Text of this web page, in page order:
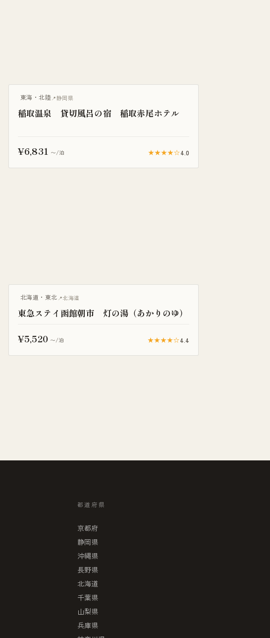
一棟貸し
東海・北陸 静岡県
稲取温泉 貸切風呂の宿 稲取赤尾ホテル
¥6,831 〜/泊 ★★★★☆4.0
露天風呂付き客室
北海道・東北 北海道
東急ステイ函館朝市 灯の湯（あかりのゆ）
¥5,520 〜/泊 ★★★★☆4.4
都道府県
京都府
静岡県
沖縄県
長野県
北海道
千葉県
山梨県
兵庫県